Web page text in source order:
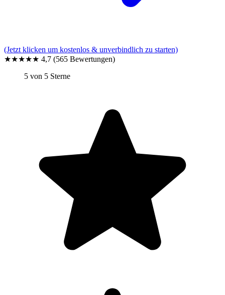
(Jetzt klicken um kostenlos & unverbindlich zu starten)
★★★★★ 4,7 (565 Bewertungen)
5 von 5 Sterne